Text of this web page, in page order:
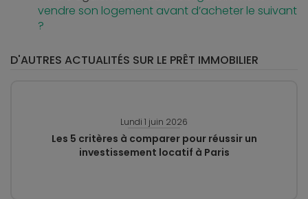
vendre son logement avant d’acheter le suivant
?
D'AUTRES ACTUALITÉS SUR LE PRÊT IMMOBILIER
Lundi 1 juin 2026
Les 5 critères à comparer pour réussir un
investissement locatif à Paris